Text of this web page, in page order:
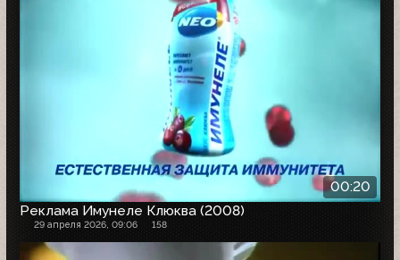
00:20
Реклама Имунеле Клюква (2008)
29 апреля 2026, 09:06 158